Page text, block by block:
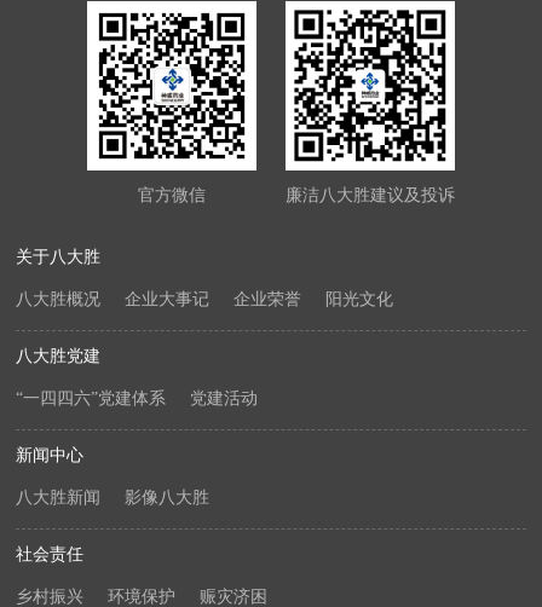
官方微信 廉洁八大胜建议及投诉
关于八大胜
八大胜概况 企业大事记 企业荣誉 阳光文化
八大胜党建
“一四四六”党建体系 党建活动
新闻中心
八大胜新闻 影像八大胜
社会责任
乡村振兴 环境保护 赈灾济困